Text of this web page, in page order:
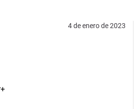
4 de enero de 2023